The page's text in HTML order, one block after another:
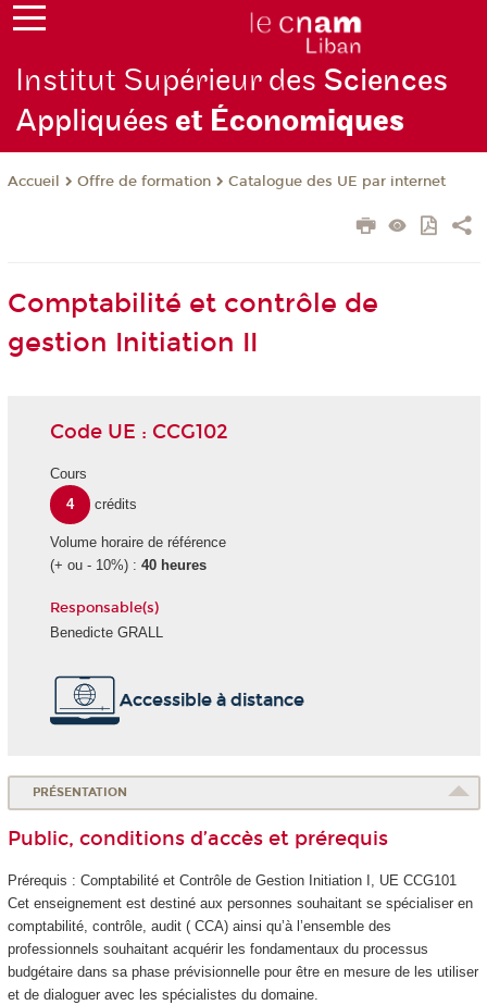
Institut Supérieur des Sciences
Appliquéeset Économiques
Accueil Offre de formation Catalogue des UE par internet
Comptabilité et contrôle de
gestion Initiation II
Code UE : CCG102
Cours
4
crédits
Volume horaire de référence
(+ ou - 10%) : 40 heures
Responsable(s)
Benedicte GRALL
Accessible à distance
PRÉSENTATION
Public, conditions d’accès et prérequis
Prérequis : Comptabilité et Contrôle de Gestion Initiation I, UE CCG101
Cet enseignement est destiné aux personnes souhaitant se spécialiser en
comptabilité, contrôle, audit ( CCA) ainsi qu’à l’ensemble des
professionnels souhaitant acquérir les fondamentaux du processus
budgétaire dans sa phase prévisionnelle pour être en mesure de les utiliser
et de dialoguer avec les spécialistes du domaine.